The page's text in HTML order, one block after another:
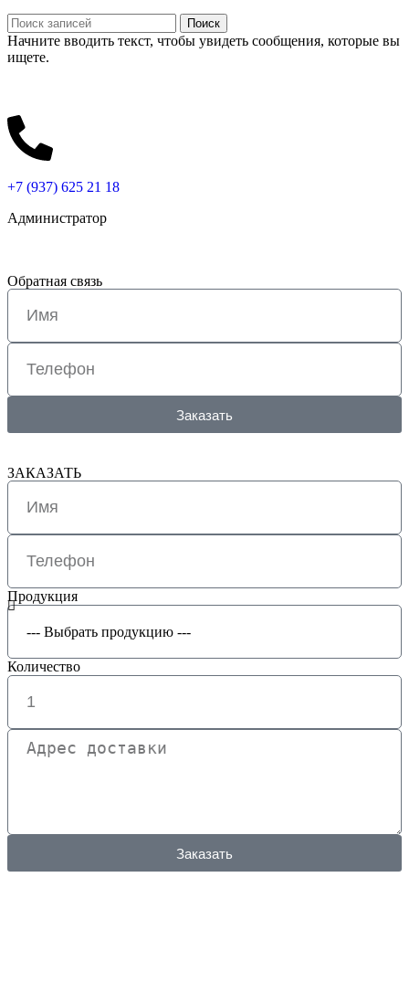
Поиск
Начните вводить текст, чтобы увидеть сообщения, которые вы
ищете.
+7 (937) 625 21 18
Администратор
Обратная связь
Заказать
ЗАКАЗАТЬ
Продукция
Количество
Заказать